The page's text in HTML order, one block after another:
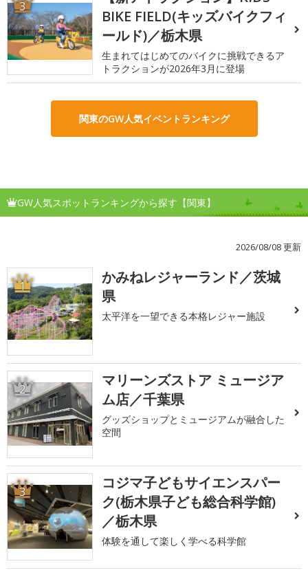
3
BIKE FIELD(キッズバイクフィ
ールド)／栃木県
生まれてはじめてのバイクに挑戦できるア
トラクションが2026年3月に登場
関東のGW人気イベントランキング
GW人気スポットランキングから探す【関東】
2026/08/08 更新
1
かみねレジャーランド／茨城
県
太平洋を一望できる本格レジャー施設
2
マリーンズストア ミュージア
ム店／千葉県
グッズショップとミュージアムが融合した
空間
3
コジマ子どもサイエンスパー
ク(栃木県子ども総合科学館)
／栃木県
体験を通して楽しく学べる科学館